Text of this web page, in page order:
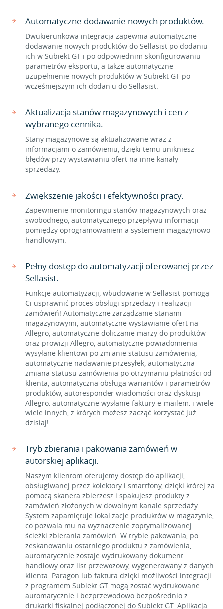
Automatyczne dodawanie nowych produktów.
Dwukierunkowa integracja zapewnia automatyczne
dodawanie nowych produktów do Sellasist po dodaniu
ich w Subiekt GT i po odpowiednim skonfigurowaniu
parametrów eksportu, a także automatyczne
uzupełnienie nowych produktów w Subiekt GT po
wcześniejszym ich dodaniu do Sellasist.
Aktualizacja stanów magazynowych i cen z
wybranego cennika.
Stany magazynowe są aktualizowane wraz z
informacjami o zamówieniu, dzięki temu unikniesz
błędów przy wystawianiu ofert na inne kanały
sprzedaży.
Zwiększenie jakości i efektywności pracy.
Zapewnienie monitoringu stanów magazynowych oraz
swobodnego, automatycznego przepływu informacji
pomiędzy oprogramowaniem a systemem magazynowo-
handlowym.
Pełny dostęp do automatyzacji oferowanej przez
Sellasist.
Funkcje automatyzacji, wbudowane w Sellasist pomogą
Ci usprawnić proces obsługi sprzedaży i realizacji
zamówień! Automatyczne zarządzanie stanami
magazynowymi, automatyczne wystawianie ofert na
Allegro, automatyczne doliczanie marży do produktów
oraz prowizji Allegro, automatyczne powiadomienia
wysyłane klientowi po zmianie statusu zamówienia,
automatyczne nadawanie przesyłek, automatyczna
zmiana statusu zamówienia po otrzymaniu płatności od
klienta, automatyczna obsługa wariantów i parametrów
produktów, autoresponder wiadomości oraz dyskusji
Allegro, automatyczne wysłanie faktury e-mailem, i wiele
wiele innych, z których możesz zacząć korzystać już
dzisiaj!
Tryb zbierania i pakowania zamówień w
autorskiej aplikacji.
Naszym klientom oferujemy dostęp do aplikacji,
obsługiwanej przez kolektory i smartfony, dzięki której za
pomocą skanera zbierzesz i spakujesz produkty z
zamówień złożonych w dowolnym kanale sprzedaży.
System zapamiętuje lokalizacje produktów w magazynie,
co pozwala mu na wyznaczenie zoptymalizowanej
ścieżki zbierania zamówień. W trybie pakowania, po
zeskanowaniu ostatniego produktu z zamówienia,
automatycznie zostaje wydrukowany dokument
handlowy oraz list przewozowy, wygenerowany z danych
klienta. Paragon lub faktura dzięki możliwości integracji
z programem Subiekt GT mogą zostać wydrukowane
automatycznie i bezprzewodowo bezpośrednio z
drukarki fiskalnej podłączonej do Subiekt GT. Aplikacja